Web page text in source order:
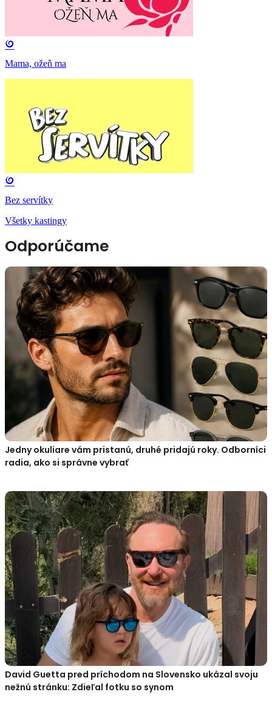
Mama, ožeň ma
Bez servítky
Všetky kastingy
Odporúčame
Jedny okuliare vám pristanú, druhé pridajú roky. Odborníci
radia, ako si správne vybrať
David Guetta pred príchodom na Slovensko ukázal svoju
nežnú stránku: Zdieľal fotku so synom